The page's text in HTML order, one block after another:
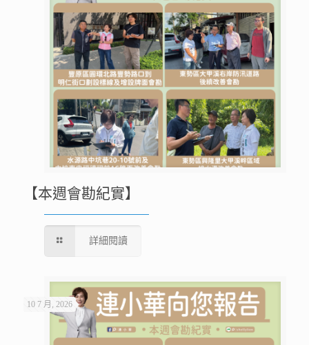
【本週會勘紀實】
詳細閱讀
10 7 月, 2026